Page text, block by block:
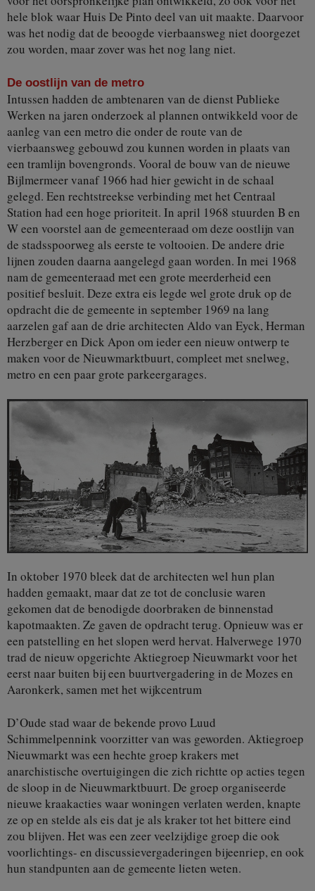
hele blok waar Huis De Pinto deel van uit maakte. Daarvoor
was het nodig dat de beoogde vierbaansweg niet doorgezet
zou worden, maar zover was het nog lang niet.
De oostlijn van de metro
Intussen hadden de ambtenaren van de dienst Publieke
Werken na jaren onderzoek al plannen ontwikkeld voor de
aanleg van een metro die onder de route van de
vierbaansweg gebouwd zou kunnen worden in plaats van
een tramlijn bovengronds. Vooral de bouw van de nieuwe
Bijlmermeer vanaf 1966 had hier gewicht in de schaal
gelegd. Een rechtstreekse verbinding met het Centraal
Station had een hoge prioriteit. In april 1968 stuurden B en
W een voorstel aan de gemeenteraad om deze oostlijn van
de stadsspoorweg als eerste te voltooien. De andere drie
lijnen zouden daarna aangelegd gaan worden. In mei 1968
nam de gemeenteraad met een grote meerderheid een
positief besluit. Deze extra eis legde wel grote druk op de
opdracht die de gemeente in september 1969 na lang
aarzelen gaf aan de drie architecten Aldo van Eyck, Herman
Herzberger en Dick Apon om ieder een nieuw ontwerp te
maken voor de Nieuwmarktbuurt, compleet met snelweg,
metro en een paar grote parkeergarages.
In oktober 1970 bleek dat de architecten wel hun plan
hadden gemaakt, maar dat ze tot de conclusie waren
gekomen dat de benodigde doorbraken de binnenstad
kapotmaakten. Ze gaven de opdracht terug. Opnieuw was er
een patstelling en het slopen werd hervat. Halverwege 1970
trad de nieuw opgerichte Aktiegroep Nieuwmarkt voor het
eerst naar buiten bij een buurtvergadering in de Mozes en
Aaronkerk, samen met het wijkcentrum
D’Oude stad waar de bekende provo Luud
Schimmelpennink voorzitter van was geworden. Aktiegroep
Nieuwmarkt was een hechte groep krakers met
anarchistische overtuigingen die zich richtte op acties tegen
de sloop in de Nieuwmarktbuurt. De groep organiseerde
nieuwe kraakacties waar woningen verlaten werden, knapte
ze op en stelde als eis dat je als kraker tot het bittere eind
zou blijven. Het was een zeer veelzijdige groep die ook
voorlichtings- en discussievergaderingen bijeenriep, en ook
hun standpunten aan de gemeente lieten weten.